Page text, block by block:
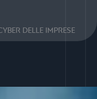
delle imprese